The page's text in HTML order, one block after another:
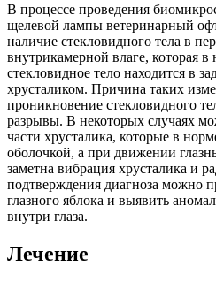
В процессе проведения
щелевой лампы ветеринарный
наличие стекловидного тела в
внутрикамерной влаге, которая в
стекловидное тело находится в
хрусталиком. Причина таких
проникновение стекловидного
разрывы. В некоторых случаях
части хрусталика, которые в
оболочкой, а при движении
заметна вибрация хрусталика и
подтверждения диагноза можно
глазного яблока и выявить
внутри глаза.
Лечение